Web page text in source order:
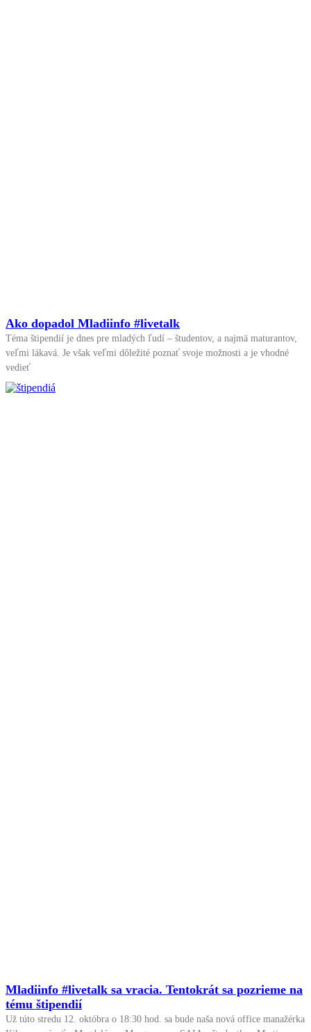
Ako dopadol Mladiinfo #livetalk
Téma štipendií je dnes pre mladých ľudí – študentov, a najmä maturantov,
veľmi lákavá. Je však veľmi dôležité poznať svoje možnosti a je vhodné
vedieť
Mladiinfo #livetalk sa vracia. Tentokrát sa pozrieme na
tému štipendií
Už túto stredu 12. októbra o 18:30 hod. sa bude naša nová office manažérka